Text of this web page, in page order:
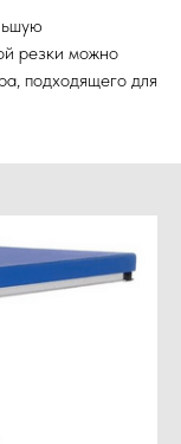
резки можно
подходящего для